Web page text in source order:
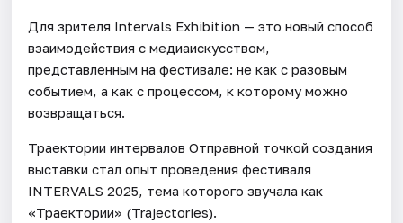
Для зрителя Intervals Exhibition — это новый способ
взаимодействия с медиаискусством,
представленным на фестивале: не как с разовым
событием, а как с процессом, к которому можно
возвращаться.
Траектории интервалов Отправной точкой создания
выставки стал опыт проведения фестиваля
INTERVALS 2025, тема которого звучала как
«Траектории» (Trajectories).